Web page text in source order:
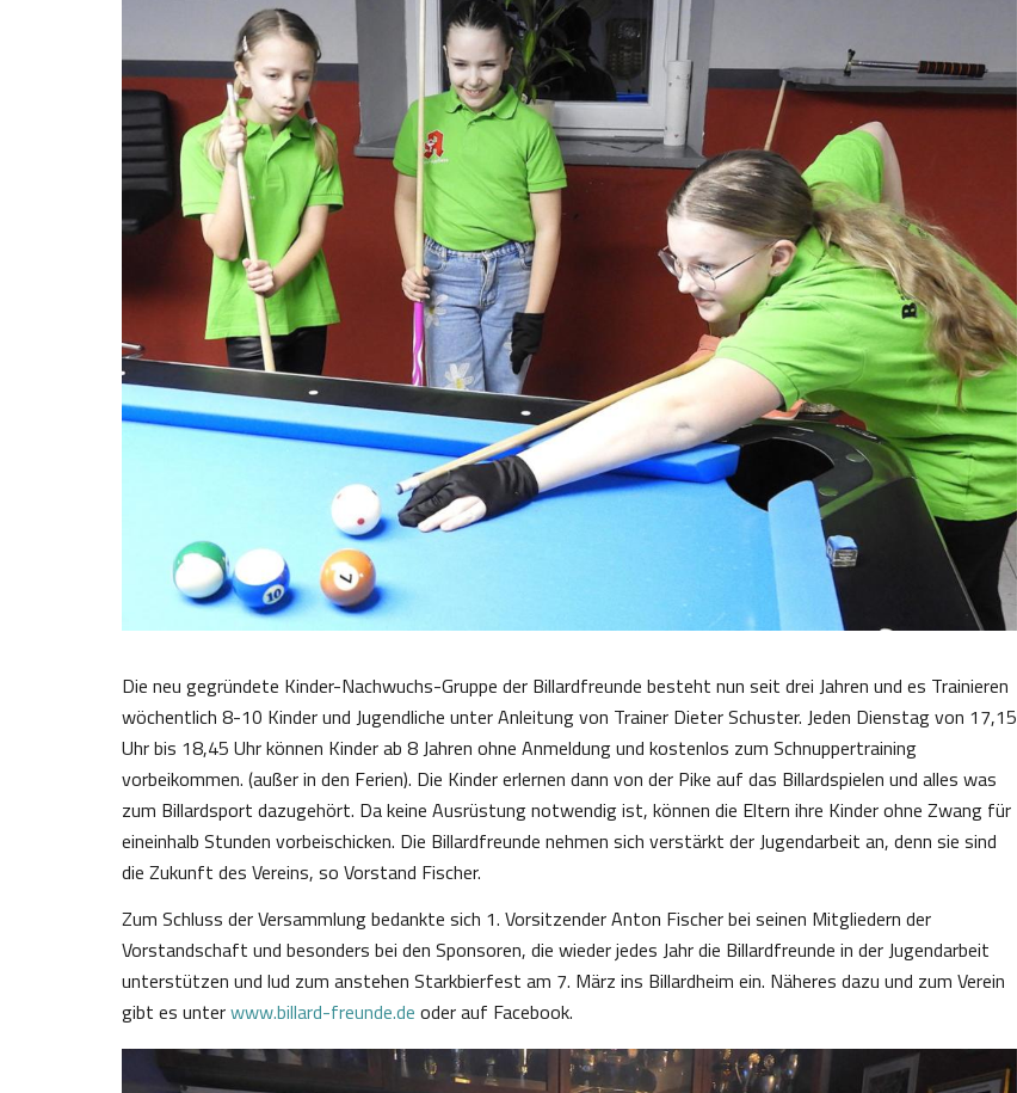
Die neu gegründete Kinder-Nachwuchs-Gruppe der Billardfreunde besteht nun seit drei Jahren und es Trainieren
wöchentlich 8-10 Kinder und Jugendliche unter Anleitung von Trainer Dieter Schuster. Jeden Dienstag von 17,15
Uhr bis 18,45 Uhr können Kinder ab 8 Jahren ohne Anmeldung und kostenlos zum Schnuppertraining
vorbeikommen. (außer in den Ferien). Die Kinder erlernen dann von der Pike auf das Billardspielen und alles was
zum Billardsport dazugehört. Da keine Ausrüstung notwendig ist, können die Eltern ihre Kinder ohne Zwang für
eineinhalb Stunden vorbeischicken. Die Billardfreunde nehmen sich verstärkt der Jugendarbeit an, denn sie sind
die Zukunft des Vereins, so Vorstand Fischer.
Zum Schluss der Versammlung bedankte sich 1. Vorsitzender Anton Fischer bei seinen Mitgliedern der
Vorstandschaft und besonders bei den Sponsoren, die wieder jedes Jahr die Billardfreunde in der Jugendarbeit
unterstützen und lud zum anstehen Starkbierfest am 7. März ins Billardheim ein. Näheres dazu und zum Verein
gibt es unterwww.billard-freunde.de oder auf Facebook.